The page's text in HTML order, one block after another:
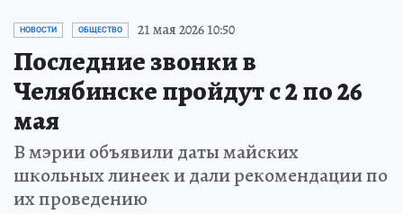
НОВОСТИ ОБЩЕСТВО 21 мая 2026 10:50
Последние звонки в
Челябинске пройдут с 2 по 26
мая
В мэрии объявили даты майских
школьных линеек и дали рекомендации по
их проведению